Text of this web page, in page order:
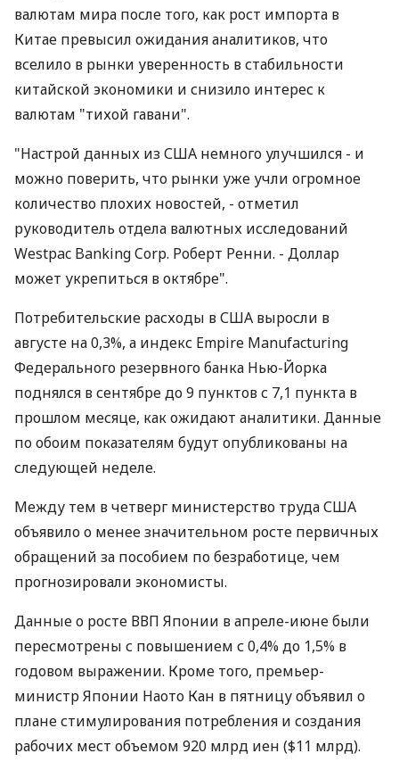
валютам мира после того, как рост импорта в
Китае превысил ожидания аналитиков, что
вселило в рынки уверенность в стабильности
китайской экономики и снизило интерес к
валютам "тихой гавани".
"Настрой данных из США немного улучшился - и
можно поверить, что рынки уже учли огромное
количество плохих новостей, - отметил
руководитель отдела валютных исследований
Westpac Banking Corp. Роберт Ренни. - Доллар
может укрепиться в октябре".
Потребительские расходы в США выросли в
августе на 0,3%, а индекс Empire Manufacturing
Федерального резервного банка Нью-Йорка
поднялся в сентябре до 9 пунктов с 7,1 пункта в
прошлом месяце, как ожидают аналитики. Данные
по обоим показателям будут опубликованы на
следующей неделе.
Между тем в четверг министерство труда США
объявило о менее значительном росте первичных
обращений за пособием по безработице, чем
прогнозировали экономисты.
Данные о росте ВВП Японии в апреле-июне были
пересмотрены с повышением с 0,4% до 1,5% в
годовом выражении. Кроме того, премьер-
министр Японии Наото Кан в пятницу объявил о
плане стимулирования потребления и создания
рабочих мест объемом 920 млрд иен ($11 млрд).